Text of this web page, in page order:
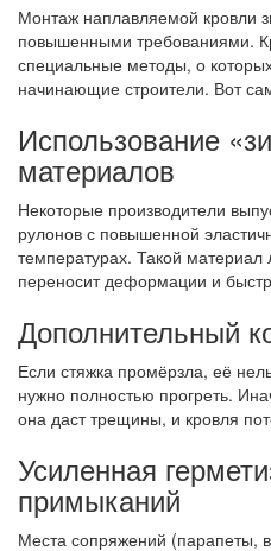
Монтаж наплавляемой кровли
повышенными требованиями.
специальные методы, о
начинающие строители. Вот
Использование
материалов
Некоторые производители
рулонов с повышенной
температурах. Такой материал
переносит деформации и
Дополнительный
Если стяжка промёрзла, её
нужно полностью прогреть.
она даст трещины, и кровля
Усиленная
примыканий
Места сопряжений (парапеты,